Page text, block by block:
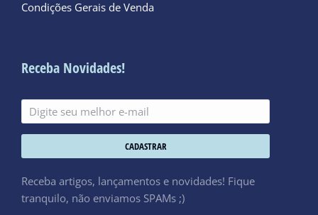
Condições Gerais de Venda
Receba Novidades!
CADASTRAR
Receba artigos, lançamentos e novidades! Fique
tranquilo, não enviamos SPAMs ;)